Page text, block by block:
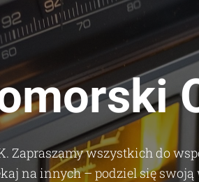
Zapraszamy wszystkich do
na innych – podziel się